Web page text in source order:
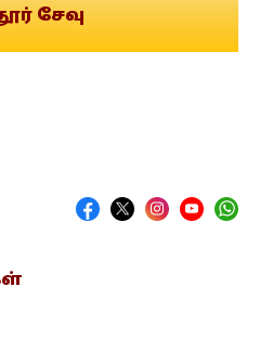
சேவு